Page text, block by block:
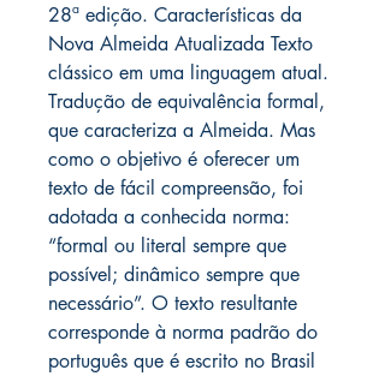
28ª edição. Características da
Nova Almeida Atualizada Texto
clássico em uma linguagem atual.
Tradução de equivalência formal,
que caracteriza a Almeida. Mas
como o objetivo é oferecer um
texto de fácil compreensão, foi
adotada a conhecida norma:
“formal ou literal sempre que
possível; dinâmico sempre que
necessário”. O texto resultante
corresponde à norma padrão do
português que é escrito no Brasil